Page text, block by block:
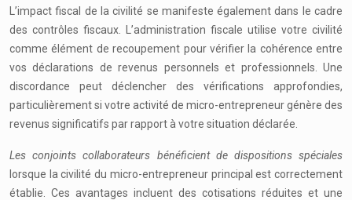
L’impact fiscal de la civilité se manifeste également dans le cadre
des contrôles fiscaux. L’administration fiscale utilise votre civilité
comme élément de recoupement pour vérifier la cohérence entre
vos déclarations de revenus personnels et professionnels. Une
discordance peut déclencher des vérifications approfondies,
particulièrement si votre activité de micro-entrepreneur génère des
revenus significatifs par rapport à votre situation déclarée.
Les conjoints collaborateurs bénéficient de dispositions spéciales
lorsque la civilité du micro-entrepreneur principal est correctement
établie. Ces avantages incluent des cotisations réduites et une